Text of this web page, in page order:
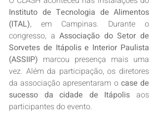
Instituto de Tecnologia de Alimentos
(ITAL), em Campinas. Durante o
congresso, a Associação do Setor de
Sorvetes de Itápolis e Interior Paulista
(ASSIIP) marcou presença mais uma
vez. Além da participação, os diretores
da associação apresentaram o case de
sucesso da cidade de Itápolis aos
participantes do evento.